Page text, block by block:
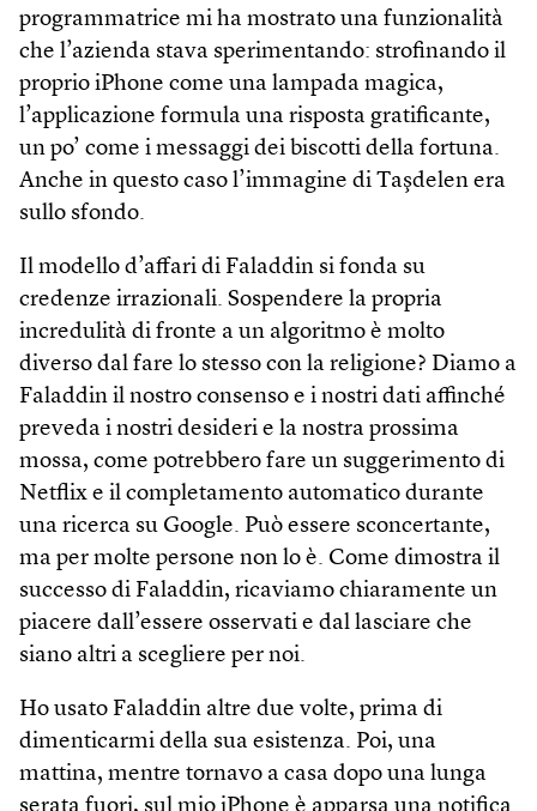
programmatrice mi ha mostrato una funzionalità
che l’azienda stava sperimentando: strofinando il
proprio iPhone come una lampada magica,
l’applicazione formula una risposta gratificante,
un po’ come i messaggi dei biscotti della fortuna.
Anche in questo caso l’immagine di Taşdelen era
sullo sfondo.
Il modello d’affari di Faladdin si fonda su
credenze irrazionali. Sospendere la propria
incredulità di fronte a un algoritmo è molto
diverso dal fare lo stesso con la religione? Diamo a
Faladdin il nostro consenso e i nostri dati affinché
preveda i nostri desideri e la nostra prossima
mossa, come potrebbero fare un suggerimento di
Netflix e il completamento automatico durante
una ricerca su Google. Può essere sconcertante,
ma per molte persone non lo è. Come dimostra il
successo di Faladdin, ricaviamo chiaramente un
piacere dall’essere osservati e dal lasciare che
siano altri a scegliere per noi.
Ho usato Faladdin altre due volte, prima di
dimenticarmi della sua esistenza. Poi, una
mattina, mentre tornavo a casa dopo una lunga